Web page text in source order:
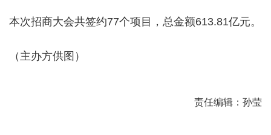
本次招商大会共签约77个项目，总金额613.81亿元。
（主办方供图）
责任编辑：孙莹